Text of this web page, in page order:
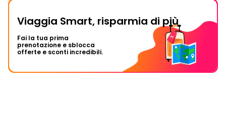
Viaggia Smart, risparmia di più
Fai la tua prima
prenotazione e sblocca
offerte e sconti incredibili.